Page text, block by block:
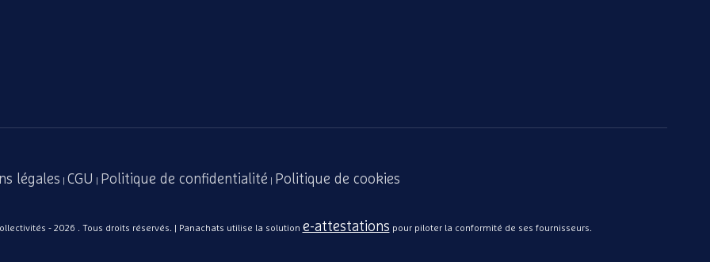
légales CGU Politique de confidentialité Politique de cookies
- 2026 . Tous droits réservés. | Panachats utilise la solution e-attestations pour piloter la conformité de ses fournisseurs.